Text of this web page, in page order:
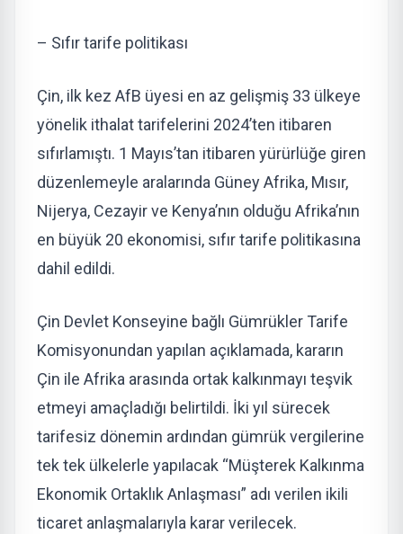
– Sıfır tarife politikası
Çin, ilk kez AfB üyesi en az gelişmiş 33 ülkeye
yönelik ithalat tarifelerini 2024’ten itibaren
sıfırlamıştı. 1 Mayıs’tan itibaren yürürlüğe giren
düzenlemeyle aralarında Güney Afrika, Mısır,
Nijerya, Cezayir ve Kenya’nın olduğu Afrika’nın
en büyük 20 ekonomisi, sıfır tarife politikasına
dahil edildi.
Çin Devlet Konseyine bağlı Gümrükler Tarife
Komisyonundan yapılan açıklamada, kararın
Çin ile Afrika arasında ortak kalkınmayı teşvik
etmeyi amaçladığı belirtildi. İki yıl sürecek
tarifesiz dönemin ardından gümrük vergilerine
tek tek ülkelerle yapılacak “Müşterek Kalkınma
Ekonomik Ortaklık Anlaşması” adı verilen ikili
ticaret anlaşmalarıyla karar verilecek.